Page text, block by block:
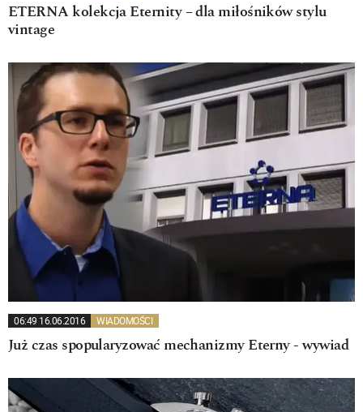
ETERNA kolekcja Eternity – dla miłośników stylu
vintage
06:49 16.06.2016 WIADOMOŚCI
Już czas spopularyzować mechanizmy Eterny - wywiad